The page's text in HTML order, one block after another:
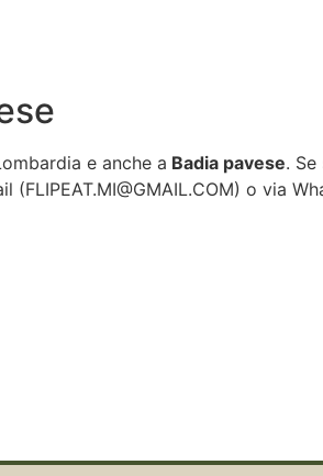
e anche a Badia pavese.
(FLIPEAT.MI@GMAIL.COM) o via